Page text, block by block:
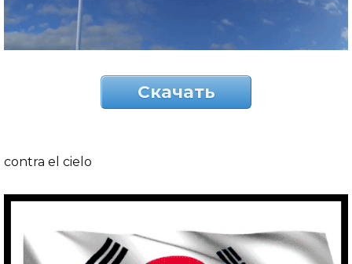
Скачать
contra el cielo